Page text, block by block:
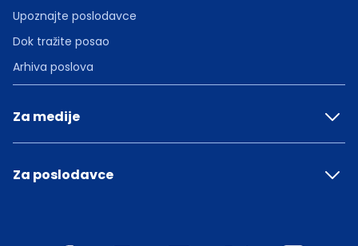
Upoznajte poslodavce
Dok tražite posao
Arhiva poslova
Za medije
Za poslodavce